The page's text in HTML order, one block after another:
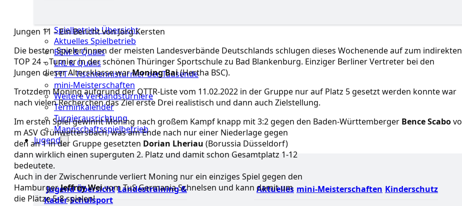
Spielbetrieb Übersicht
Aktuelles Spielbetrieb
BEM & Qualis
LRL & Qualis
TTT – Tischtennisturnier der Tausende
mini-Meisterschaften
Weitere Verbandsturniere
Terminkalender
Turnierausrichtung
Mannschaftsspielbetrieb
Jugend
Jugend Übersicht Landestraining &
Kader Schulsport
Aktuelles mini-Meisterschaften Kinderschutz
Jungen 11 – Ein Bericht von Jörg Kersten
Die besten Spieler/innen der meisten Landesverbände Deutschlands schlugen dieses Wochenende auf zum indirekten
TOP 24 – Turnier in der schönen Thüringer Sportschule zu Bad Blankenburg. Einziger Berliner Vertreter bei den
Jungen dieser Altersklasse warMoning Bai(Hertha BSC).
Trotzdem Moning aufgrund der QTTR-Liste vom 11.02.2022 in der Gruppe nur auf Platz 5 gesetzt werden konnte war
nach vielen Recherchen das Ziel erste Drei realistisch und dann auch Zielstellung.
Im ersten Spiel gewinnt Moning nach großem Kampf knapp mit 3:2 gegen den Baden-Württemberger Bence Scabovo
m ASV Grünwettersbach, was am Ende nach nur einer Niederlage gegen
den an 1 in der Gruppe gesetzten Dorian Lheriau (Borussia Düsseldorf)
dann wirklich einen superguten 2. Platz und damit schon Gesamtplatz 1-12
bedeutete.
Auch in der Zwischenrunde verliert Moning nur ein einziges Spiel gegen den
HamburgerJeffrey Weivom TuS Germania Schnelsen und kann damit um
die Plätze 5-8 spielen!